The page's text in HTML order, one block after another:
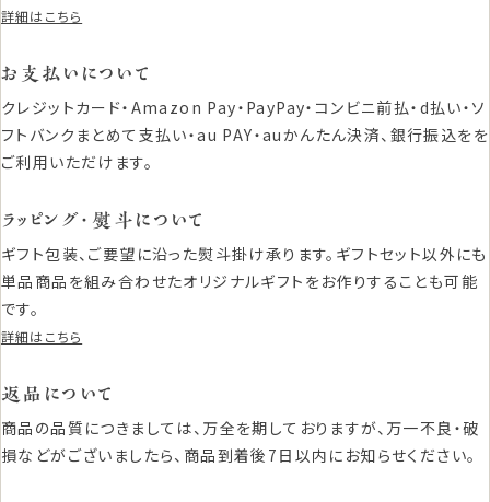
詳細はこちら
お支払いについて
クレジットカード・Amazon Pay・PayPay・コンビニ前払・d払い・ソ
フトバンクまとめて支払い・au PAY・auかんたん決済、銀行振込をを
ご利用いただけます。
ラッピング・熨斗について
ギフト包装、ご要望に沿った熨斗掛け承ります。ギフトセット以外にも
単品商品を組み合わせたオリジナルギフトをお作りすることも可能
です。
詳細はこちら
返品について
商品の品質につきましては、万全を期しておりますが、万一不良・破
損などがございましたら、商品到着後7日以内にお知らせください。